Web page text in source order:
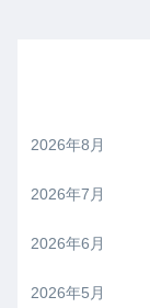
2026年8月
2026年7月
2026年6月
2026年5月